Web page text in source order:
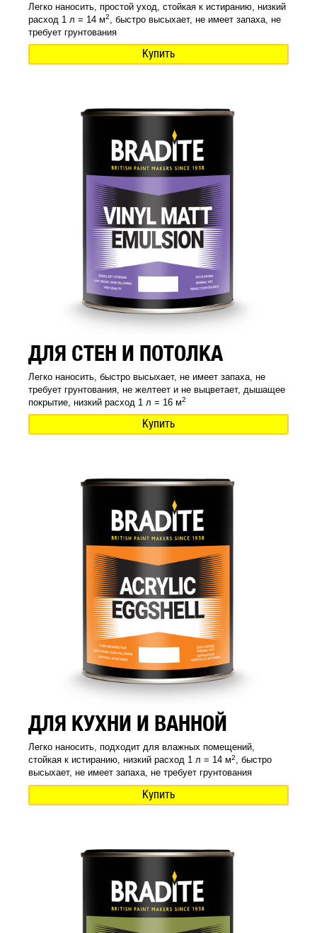
Легко наносить, простой уход, стойкая к истиранию, низкий
расход 1 л = 14 м2
, быстро высыхает, не имеет запаха, не
требует грунтования
Купить
ДЛЯ СТЕН И ПОТОЛКА
Легко наносить, быстро высыхает, не имеет запаха, не
требует грунтования, не желтеет и не выцветает, дышащее
покрытие, низкий расход 1 л = 16 м2
Купить
ДЛЯ КУХНИ И ВАННОЙ
Легко наносить, подходит для влажных помещений,
стойкая к истиранию, низкий расход 1 л = 14 м2, быстро
высыхает, не имеет запаха, не требует грунтования
Купить